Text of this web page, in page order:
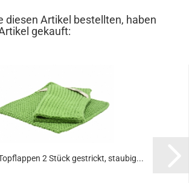
diesen Artikel bestellten, haben
gekauft:
2 Stück gestrickt, staubig...